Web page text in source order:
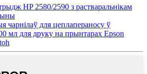
HP 2580/2590 з растваральнікам
чарнілаў для цеплапераносу ў
мл для друку на прынтарах Epson